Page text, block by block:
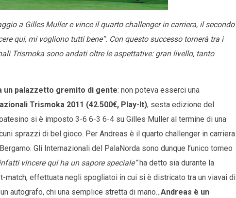
a Gilles Muller e vince il quarto challenger in carriera, il secondo
qui, mi vogliono tutti bene”. Con questo successo tornerà tra i
Trismoka sono andati oltre le aspettative: gran livello, tanto
un palazzetto gremito di gente: non poteva esserci una
Trismoka 2011 (42.500€, Play-It), sesta edizione del
si è imposto 3-6 6-3 6-4 su Gilles Muller al termine di una
sprazzi di bel gioco. Per Andreas è il quarto challenger in carriera
Gli Internazionali del PalaNorda sono dunque l’unico torneo
infatti vincere qui ha un sapore speciale”ha detto sia durante la
match, effettuata negli spogliatoi in cui si è districato tra un viavai di
autografo, chi una semplice stretta di mano…Andreas è un